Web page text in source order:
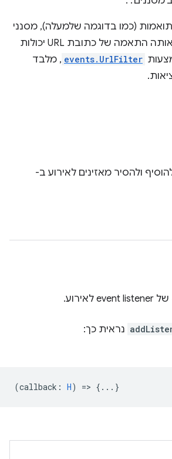
כאשר כתובות URL תואמות (כמו בדוגמה שלמעלה), מסנני
האירועים תומכים באותה התאמה של כתובת URL יכולות
events.UrlFilter , מלבד
ולהסיר מאזינים לאירוע ב-
של event listener לאירוע.
נראית כך:
(callback : H) => {...}